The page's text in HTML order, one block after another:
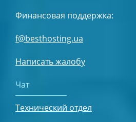
Финансовая поддержка:
f@besthosting.ua
Написать жалобу
Чат
Технический отдел